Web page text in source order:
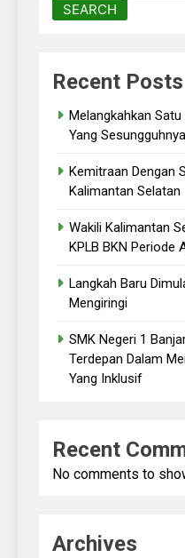
SEARCH
Recent Posts
Melangkahkan
Yang Sesungguhnya
Kemitraan Dengan
Kalimantan Selatan
Wakili Kalimantan
KPLB BKN Periode
Langkah Baru
Mengiringi
SMK Negeri 1
Terdepan Dalam
Yang Inklusif
Recent
No comments to
Archives